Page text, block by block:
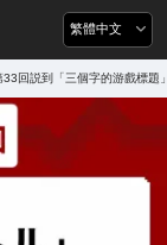
繁體中文
回説到「三個字的游戲標題